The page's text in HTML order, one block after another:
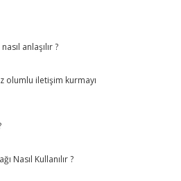
anlaşılır ?
olumlu iletişim kurmayı
Nasıl Kullanılır ?